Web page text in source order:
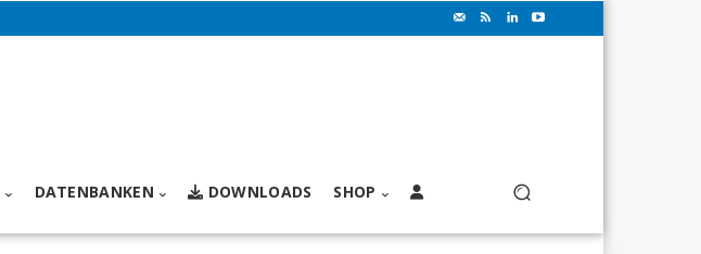
DATENBANKEN DOWNLOADS SHOP